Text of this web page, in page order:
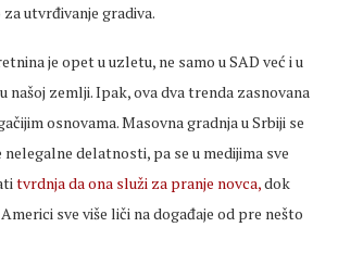
utvrđivanje gradiva.
je opet u uzletu, ne samo u SAD već i u
našoj zemlji. Ipak, ova dva trenda zasnovana
osnovama. Masovna gradnja u Srbiji se
nelegalne delatnosti, pa se u medijima sve
tvrdnja da ona služi za pranje novca,dok
sve više liči na događaje od pre nešto